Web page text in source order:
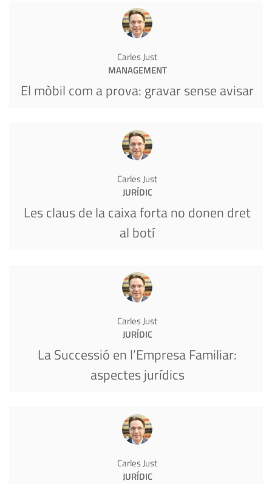
Carles Just
MANAGEMENT
El mòbil com a prova: gravar sense avisar
Carles Just
JURÍDIC
Les claus de la caixa forta no donen dret
al botí
Carles Just
JURÍDIC
La Successió en l’Empresa Familiar:
aspectes jurídics
Carles Just
JURÍDIC